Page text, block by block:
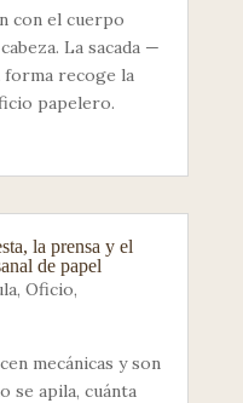
con el cuerpo
La sacada —
recoge la
papelero.
la prensa y el
de papel
, Oficio,
mecánicas y son
se apila, cuánta